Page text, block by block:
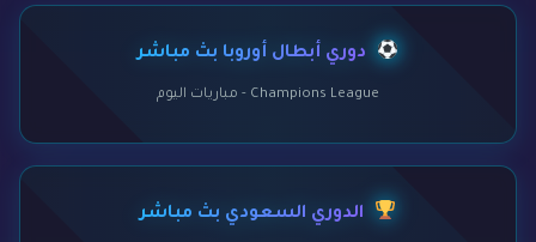
دوري أبطال أوروبا بث مباشر
Champions League - مباريات اليوم
الدوري السعودي بث مباشر